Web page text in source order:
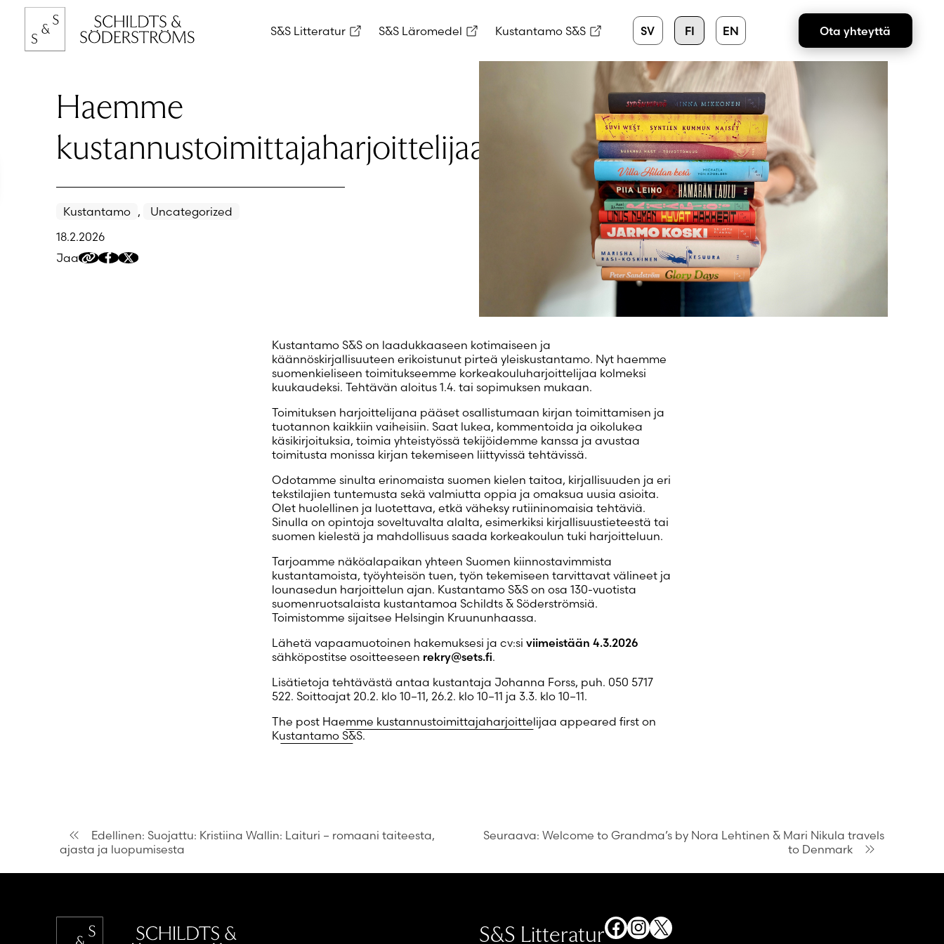
Hyppää
sisältöön
S&S Litteratur S&S Läromedel Kustantamo S&S SV FI EN Ota yhteyttä
Haemme
kustannustoimittajaharjoittelijaa
Kustantamo ,
Uncategorized
18.2.2026
Jaa
Kopioi
JaaJaa
Kustantamo S&S on laadukkaaseen kotimaiseen ja
käännöskirjallisuuteen erikoistunut pirteä yleiskustantamo. Nyt haemme
suomenkieliseen toimitukseemme korkeakouluharjoittelijaa kolmeksi
kuukaudeksi. Tehtävän aloitus 1.4. tai sopimuksen mukaan.
Toimituksen harjoittelijana pääset osallistumaan kirjan toimittamisen ja
tuotannon kaikkiin vaiheisiin. Saat lukea, kommentoida ja oikolukea
käsikirjoituksia, toimia yhteistyössä tekijöidemme kanssa ja avustaa
toimitusta monissa kirjan tekemiseen liittyvissä tehtävissä.
Odotamme sinulta erinomaista suomen kielen taitoa, kirjallisuuden ja eri
tekstilajien tuntemusta sekä valmiutta oppia ja omaksua uusia asioita.
Olet huolellinen ja luotettava, etkä väheksy rutiininomaisia tehtäviä.
Sinulla on opintoja soveltuvalta alalta, esimerkiksi kirjallisuustieteestä tai
suomen kielestä ja mahdollisuus saada korkeakoulun tuki harjoitteluun.
Tarjoamme näköalapaikan yhteen Suomen kiinnostavimmista
kustantamoista, työyhteisön tuen, työn tekemiseen tarvittavat välineet ja
lounasedun harjoittelun ajan. Kustantamo S&S on osa 130-vuotista
suomenruotsalaista kustantamoa Schildts & Söderströmsiä.
Toimistomme sijaitsee Helsingin Kruununhaassa.
Lähetä vapaamuotoinen hakemuksesi ja cv:si viimeistään 4.3.2026
sähköpostitse osoitteeseen rekry@sets.fi.
Lisätietoja tehtävästä antaa kustantaja Johanna Forss, puh. 050 5717
522. Soittoajat 20.2. klo 10–11, 26.2. klo 10–11 ja 3.3. klo 10–11.
The post Haemme kustannustoimittajaharjoittelijaa appeared first on
Kustantamo S&S.
Artikkelien
selaus
Edellinen: Suojattu: Kristiina Wallin: Laituri – romaani taiteesta,
ajasta ja luopumisesta
Seuraava: Welcome to Grandma’s by Nora Lehtinen & Mari Nikula travels
to Denmark
S&S Litteratur Facebook
Instagram
X